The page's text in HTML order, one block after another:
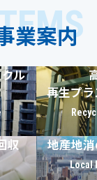
業案内
ル
再生プ
収 地産地
Local